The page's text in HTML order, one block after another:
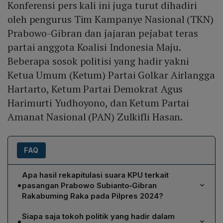
Konferensi pers kali ini juga turut dihadiri
oleh pengurus Tim Kampanye Nasional (TKN)
Prabowo-Gibran dan jajaran pejabat teras
partai anggota Koalisi Indonesia Maju.
Beberapa sosok politisi yang hadir yakni
Ketua Umum (Ketum) Partai Golkar Airlangga
Hartarto, Ketum Partai Demokrat Agus
Harimurti Yudhoyono, dan Ketum Partai
Amanat Nasional (PAN) Zulkifli Hasan.
FAQ
•
Apa hasil rekapitulasi suara KPU terkait
pasangan Prabowo Subianto‑Gibran
Rakabuming Raka pada Pilpres 2024?
KPU menetapkan Prabowo Subianto‑Gibran
Siapa saja tokoh politik yang hadir dalam